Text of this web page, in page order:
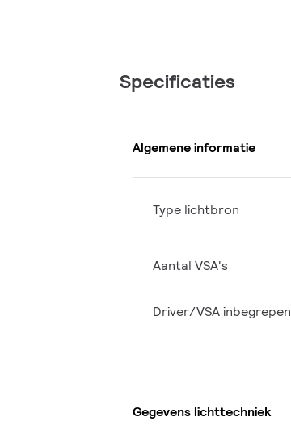
Specificaties
Algemene informatie
Type lichtbron
Aantal VSA's
Driver/VSA inbegrepen
Gegevens lichttechniek